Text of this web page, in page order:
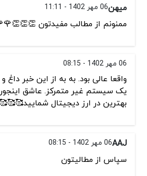
میهن06 مهر 1402 - 11:11
ممنونم از مطالب مفیدتون
06 مهر 1402 - 08:15
واقعا عالی بود. به به از این خبر
یک سیستم غیر متمرکز. عاشق اینجور
بهترین در ارز دیجیتال
AAJ06 مهر 1402 - 08:15
سپاس از مطالیتون